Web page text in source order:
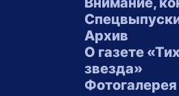
Архив
О газете
звезда»
Фотогалерея